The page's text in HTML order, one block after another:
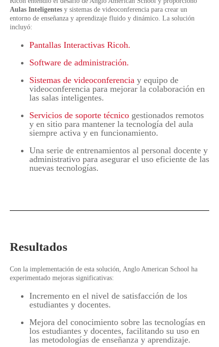
Aulas Inteligentes y sistemas de videoconferencia para crear un
entorno de enseñanza y aprendizaje fluido y dinámico. La solución
incluyó:
Pantallas Interactivas Ricoh.
Software de administración.
Sistemas de videoconferencia y equipo de
videoconferencia para mejorar la colaboración en
las salas inteligentes.
Servicios de soporte técnico gestionados remotos
y en sitio para mantener la tecnología del aula
siempre activa y en funcionamiento.
Una serie de entrenamientos al personal docente y
administrativo para asegurar el uso eficiente de las
nuevas tecnologías.
Resultados
Con la implementación de esta solución, Anglo American School ha
experimentado mejoras significativas:
Incremento en el nivel de satisfacción de los
estudiantes y docentes.
Mejora del conocimiento sobre las tecnologías en
los estudiantes y docentes, facilitando su uso en
las metodologías de enseñanza y aprendizaje.